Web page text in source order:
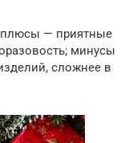
плюсы — приятные
минусы
сложнее в